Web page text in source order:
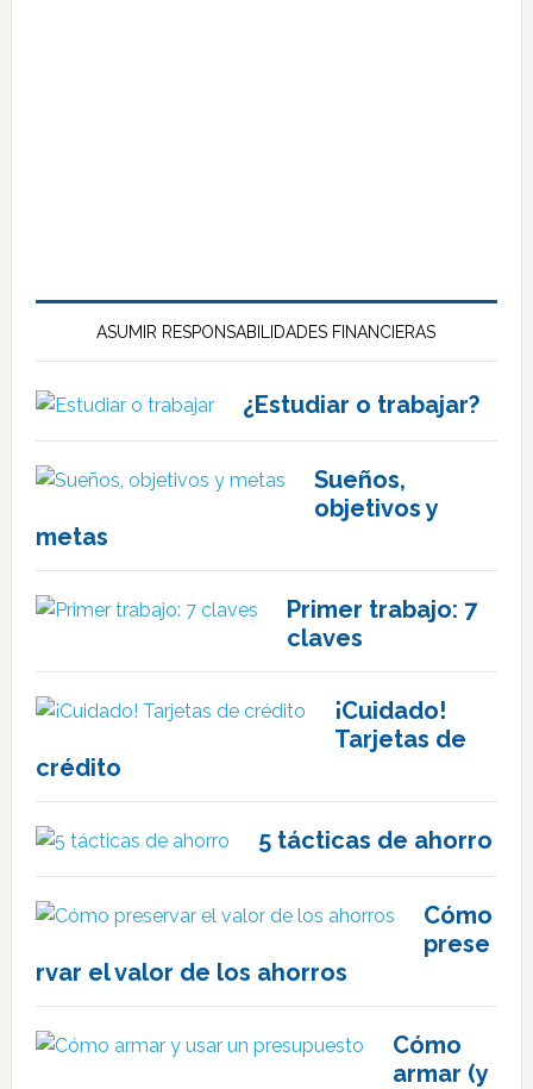
ASUMIR RESPONSABILIDADES FINANCIERAS
¿Estudiar o trabajar?
Sueños,
objetivos y
metas
Primer trabajo: 7
claves
¡Cuidado!
Tarjetas de
crédito
5 tácticas de ahorro
Cómo
prese
rvar el valor de los ahorros
Cómo
armar (y